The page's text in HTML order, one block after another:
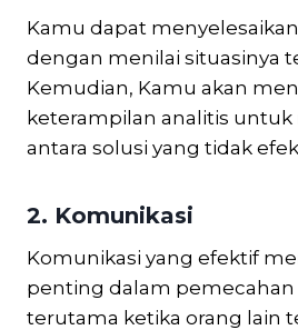
Kamu dapat
dengan menilai situasinya
Kemudian, Kamu akan
keterampilan analitis
antara solusi yang tidak
2. Komunikasi
Komunikasi yang efektif
penting dalam pemecahan
terutama ketika orang lain